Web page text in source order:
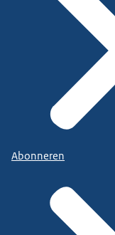
Abonneren